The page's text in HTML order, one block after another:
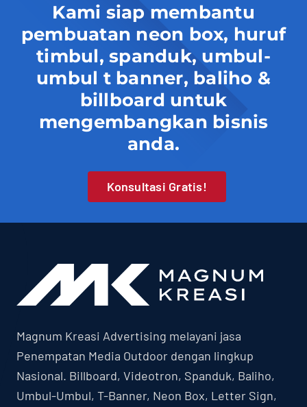
Kami siap membantu
pembuatan neon box, huruf
timbul, spanduk, umbul-
umbul t banner, baliho &
billboard untuk
mengembangkan bisnis
anda.
Konsultasi Gratis!
Magnum Kreasi Advertising melayani jasa
Penempatan Media Outdoor dengan lingkup
Nasional. Billboard, Videotron, Spanduk, Baliho,
Umbul-Umbul, T-Banner, Neon Box, Letter Sign,